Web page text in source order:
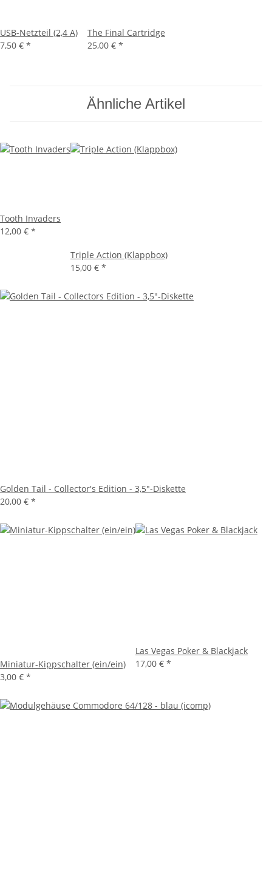
USB-Netzteil (2,4 A)
7,50 € *
The Final Cartridge
25,00 € *
Ähnliche Artikel
Tooth Invaders
12,00 € *
Triple Action (Klappbox)
15,00 € *
Golden Tail - Collector's Edition - 3,5"-Diskette
20,00 € *
Miniatur-Kippschalter (ein/ein)
3,00 € *
Las Vegas Poker & Blackjack
17,00 € *